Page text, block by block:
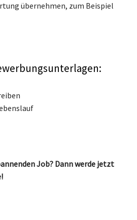
übernehmen, zum Beispiel
Job? Dann werde jetzt